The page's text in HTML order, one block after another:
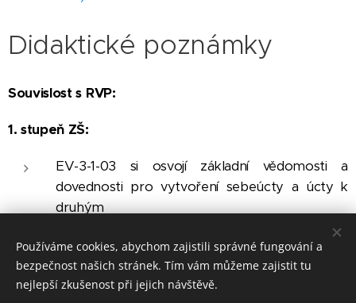
Didaktické poznámky
Souvislost s RVP:
1. stupeň ZŠ:
EV-3-1-03 si osvojí základní vědomosti a
dovednosti pro vytvoření sebeúcty a úcty k
druhým
EV-5-1-03: dokáže se těšit z radosti a úspěchu
jiných, vyjadřuje účast na radosti a bolesti
druhých, pozitivně hodnotí druhé v běžných
podmínkách
Používáme cookies, abychom zajistili správné fungování a
bezpečnost našich stránek. Tím vám můžeme zajistit tu
nejlepší zkušenost při jejich návštěvě.